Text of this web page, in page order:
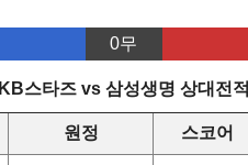
0무
KB스타즈 vs 삼성생명 상대전적
원정 스코어